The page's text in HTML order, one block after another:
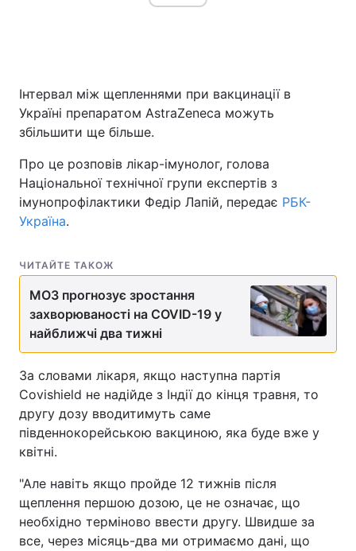
Інтервал між щепленнями при вакцинації в
Україні препаратом AstraZeneca можуть
збільшити ще більше.
Про це розповів лікар-імунолог, голова
Національної технічної групи експертів з
імунопрофілактики Федір Лапій, передає РБК-
Україна.
ЧИТАЙТЕ ТАКОЖ
МОЗ прогнозує зростання
захворюваності на COVID-19 у
найближчі два тижні
За словами лікаря, якщо наступна партія
Covishield не надійде з Індії до кінця травня, то
другу дозу вводитимуть саме
південнокорейською вакциною, яка буде вже у
квітні.
"Але навіть якщо пройде 12 тижнів після
щеплення першою дозою, це не означає, що
необхідно терміново ввести другу. Швидше за
все, через місяць-два ми отримаємо дані, що